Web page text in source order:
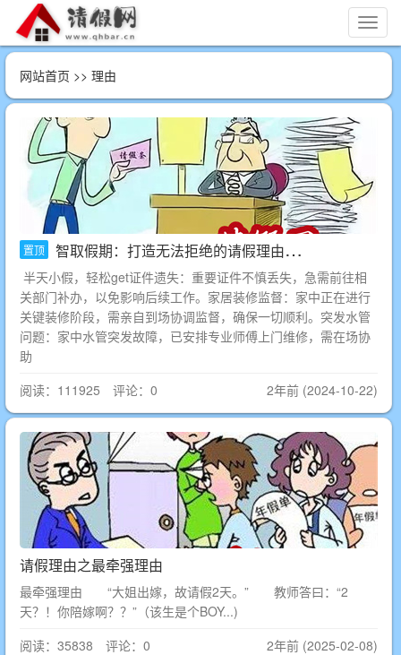
切
换
网站首页 >> 理由
置顶 智取假期：打造无法拒绝的请假理由大全
半天小假，轻松get证件遗失：重要证件不慎丢失，急需前往相
关部门补办，以免影响后续工作。家居装修监督：家中正在进行
关键装修阶段，需亲自到场协调监督，确保一切顺利。突发水管
问题：家中水管突发故障，已安排专业师傅上门维修，需在场协
助
阅读：111925 评论：0
2年前 (2024-10-22)
请假理由之最牵强理由
最牵强理由 “大姐出嫁，故请假2天。” 教师答曰：“2
天？！你陪嫁啊？？”（该生是个BOY...)
阅读：35838 评论：0
2年前 (2025-02-08)